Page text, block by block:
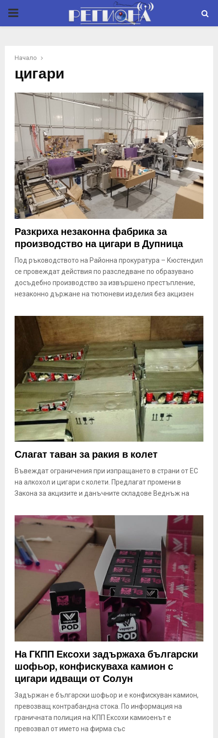
P
M
R
Y
M
N
U
Начало
цигари
Разкриха незаконна фабрика за
производство на цигари в Дупница
Под ръководството на Районна прокуратура – Кюстендил
се провеждат действия по разследване по образувано
досъдебно производство за извършено престъпление,
незаконно държане на тютюневи изделия без акцизен
Слагат таван за ракия в колет
Въвеждат ограничения при изпращането в страни от ЕС
на алкохол и цигари с колети. Предлагат промени в
Закона за акцизите и данъчните складове Веднъж на
На ГКПП Ексохи задържаха български
шофьор, конфискуваха камион с
цигари идващи от Солун
Задържан е български шофьор и е конфискуван камион,
превозващ контрабандна стока. По информация на
граничната полиция на КПП Ексохи камиоенът е
превозвал от името на фирма със